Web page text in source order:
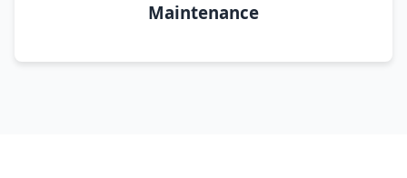
Maintenance